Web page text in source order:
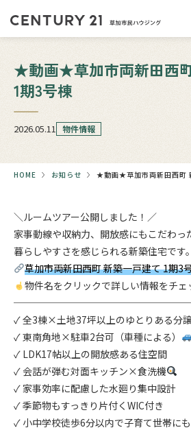
★動画★草加市両新田西
1期3号棟
2026.05.11 物件情報
HOME お知らせ ★動画★草加市両新田西町
＼ルームツアー公開しました！／
家事動線や収納力、開放感にもこだわっ
暮らしやすさを感じられる新築住宅です。
草加市両新田西町 新築一戸建て 1期3
物件名をクリックで詳しい情報をチ
✓ 全3棟×土地37坪以上のゆとりある分
✓ 東南角地×駐車2台可（車種による）
✓ LDK17帖以上の開放感ある住空間
✓ 会話が弾む対面キッチン×食洗機
✓ 家事効率に配慮した水廻り集中設計
✓ 季節物もすっきり片付くWIC付き
✓ 小中学校徒歩6分以内で子育て世帯に